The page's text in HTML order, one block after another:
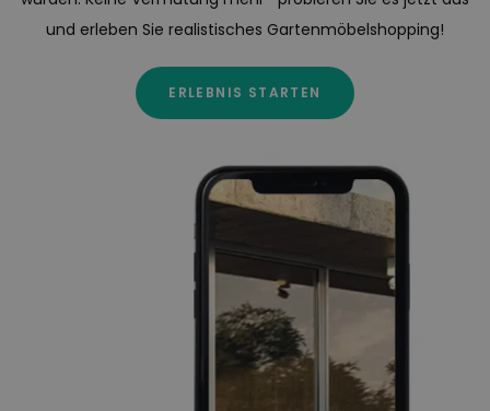
und erleben Sie realistisches Gartenmöbelshopping!
ERLEBNIS STARTEN